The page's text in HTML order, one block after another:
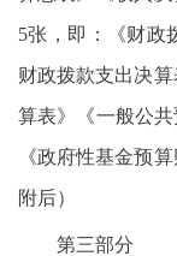
5张，即：《财政
财政拨款支出决
算表》《一般公
《政府性基金预
附后）
第三部分